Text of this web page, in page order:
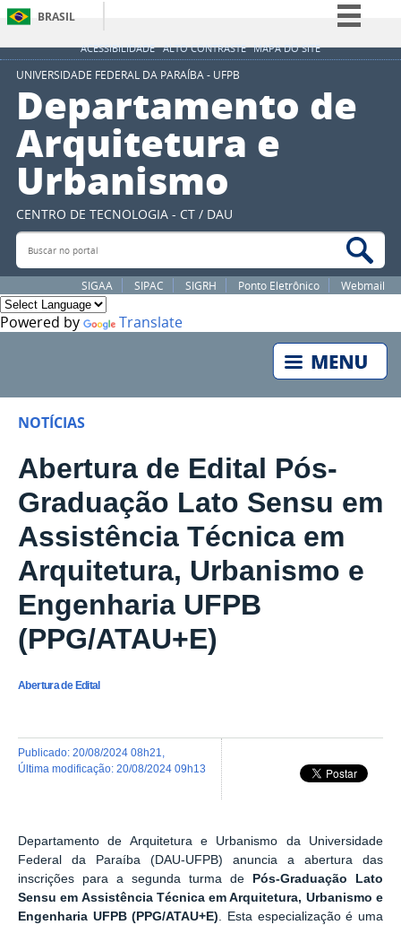
ACESSIBILIDADE ALTO CONTRASTE MAPA DO SITE
BRASIL
Simplifique!
Participe
Legislação
UNIVERSIDADE FEDERAL DA PARAÍBA - UFPB
Departamento de
Arquitetura e
Urbanismo
CENTRO DE TECNOLOGIA - CT / DAU
Buscar no portal
SIGAA SIPAC SIGRH Ponto Eletrônico Webmail
Powered by Translate
NOTÍCIAS
Abertura de Edital Pós-
Graduação Lato Sensu em
Assistência Técnica em
Arquitetura, Urbanismo e
Engenharia UFPB
(PPG/ATAU+E)
Abertura de Edital
publicado: 20/08/2024 08h21
última modificação: 20/08/2024 09h13
Departamento de Arquitetura e Urbanismo da Universidade
Federal da Paraíba (DAU-UFPB) anuncia a abertura das
inscrições para a segunda turma de
Pós-Graduação Lato
Sensu em Assistência Técnica em Arquitetura, Urbanismo e
Engenharia UFPB (PPG/ATAU+E) . Esta especialização é uma